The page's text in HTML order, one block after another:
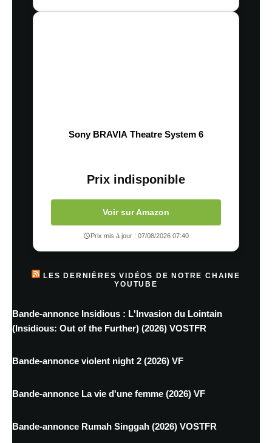
Sony BRAVIA Theatre System 6
Prix indisponible
Voir sur Amazon
Prix mis à jour : 07/08/2026 07:40
LES DERNIÈRES VIDÉOS DE NOTRE CHAINE
YOUTUBE
Bande-annonce Insidious : L'Invasion du Lointain
(Insidious: Out of the Further) (2026) VOSTFR
Bande-annonce violent night 2 (2026) VF
Bande-annonce La vie d'une femme (2026) VF
Bande-annonce Rumah Singgah (2026) VOSTFR